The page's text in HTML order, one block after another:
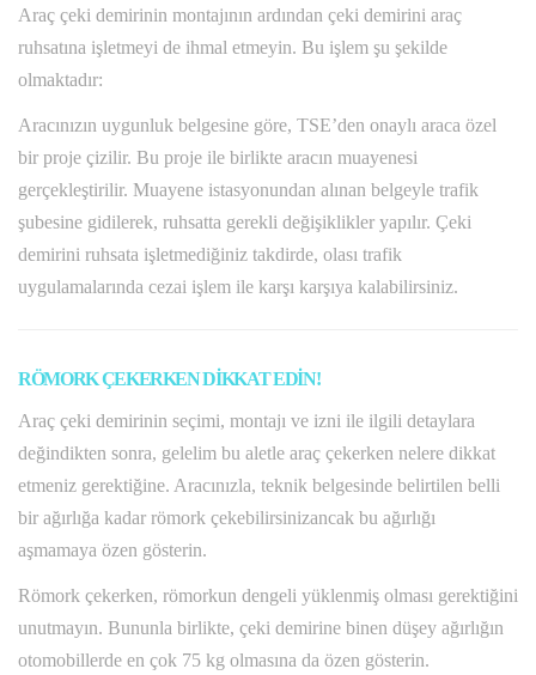
Araç çeki demirinin montajının ardından çeki demirini araç
ruhsatına işletmeyi de ihmal etmeyin. Bu işlem şu şekilde
olmaktadır:
Aracınızın uygunluk belgesine göre, TSE’den onaylı araca özel
bir proje çizilir. Bu proje ile birlikte aracın muayenesi
gerçekleştirilir. Muayene istasyonundan alınan belgeyle trafik
şubesine gidilerek, ruhsatta gerekli değişiklikler yapılır. Çeki
demirini ruhsata işletmediğiniz takdirde, olası trafik
uygulamalarında cezai işlem ile karşı karşıya kalabilirsiniz.
RÖMORK ÇEKERKEN DİKKAT EDİN!
Araç çeki demirinin seçimi, montajı ve izni ile ilgili detaylara
değindikten sonra, gelelim bu aletle araç çekerken nelere dikkat
etmeniz gerektiğine. Aracınızla, teknik belgesinde belirtilen belli
bir ağırlığa kadar römork çekebilirsinizancak bu ağırlığı
aşmamaya özen gösterin.
Römork çekerken, römorkun dengeli yüklenmiş olması gerektiğini
unutmayın. Bununla birlikte, çeki demirine binen düşey ağırlığın
otomobillerde en çok 75 kg olmasına da özen gösterin.